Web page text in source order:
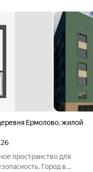
Ермолово,жилой
пространство для
Город в